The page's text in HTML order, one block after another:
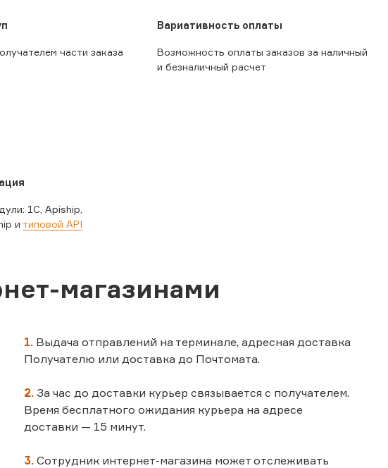
части заказа
Вариативность оплаты
Возможность оплаты заказов за наличный
и безналичный расчет
1C, Apiship,
и типовой API
магазинами
1. Выдача отправлений на терминале, адресная доставка
Получателю или доставка до Почтомата.
2. За час до доставки курьер связывается с получателем.
Время бесплатного ожидания курьера на адресе
доставки — 15 минут.
3. Сотрудник интернет-магазина может отслеживать